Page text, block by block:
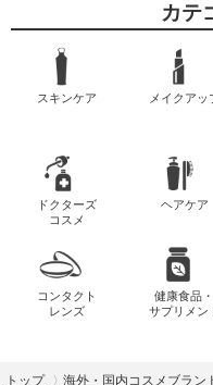
カテ
スキンケア メイクアッ
ドクターズ
コスメ
ヘアケア
コンタクト
レンズ
健康食品・
サプリメン
トップ 海外・国内コスメブラン